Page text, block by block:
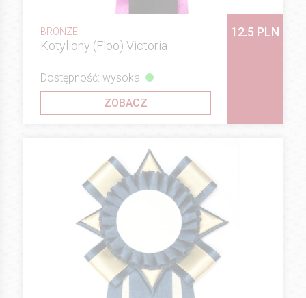
BRONZE
Kotyliony (Floo) Victoria
12.5 PLN
Dostępność: wysoka
ZOBACZ